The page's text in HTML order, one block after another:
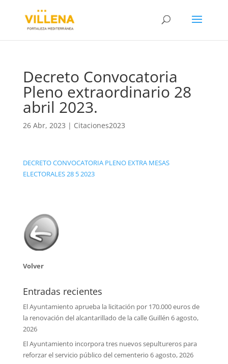
Decreto Convocatoria
Pleno extraordinario 28
abril 2023.
26 Abr, 2023 | Citaciones2023
DECRETO CONVOCATORIA PLENO EXTRA MESAS
ELECTORALES 28 5 2023
Volver
Entradas recientes
El Ayuntamiento aprueba la licitación por 170.000 euros de
la renovación del alcantarillado de la calle Guillén 6 agosto,
2026
El Ayuntamiento incorpora tres nuevos sepultureros para
reforzar el servicio público del cementerio 6 agosto, 2026